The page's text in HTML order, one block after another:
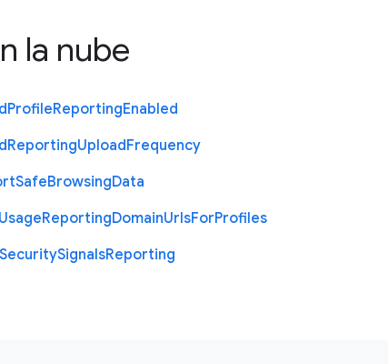
la nube
ProfileReportingEnabled
ReportingUploadFrequency
SafeBrowsingData
UsageReportingDomainUrlsForProfiles
SecuritySignalsReporting